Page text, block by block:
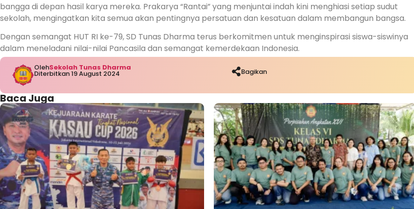
bangga di depan hasil karya mereka. Prakarya “Rantai” yang menjuntai indah kini menghiasi setiap sudut
sekolah, mengingatkan kita semua akan pentingnya persatuan dan kesatuan dalam membangun bangsa.
Dengan semangat HUT RI ke-79, SD Tunas Dharma terus berkomitmen untuk menginspirasi siswa-siswinya
dalam meneladani nilai-nilai Pancasila dan semangat kemerdekaan Indonesia.
OlehSekolah Tunas Dharma
Diterbitkan 19 August 2024 Bagikan
Baca Juga